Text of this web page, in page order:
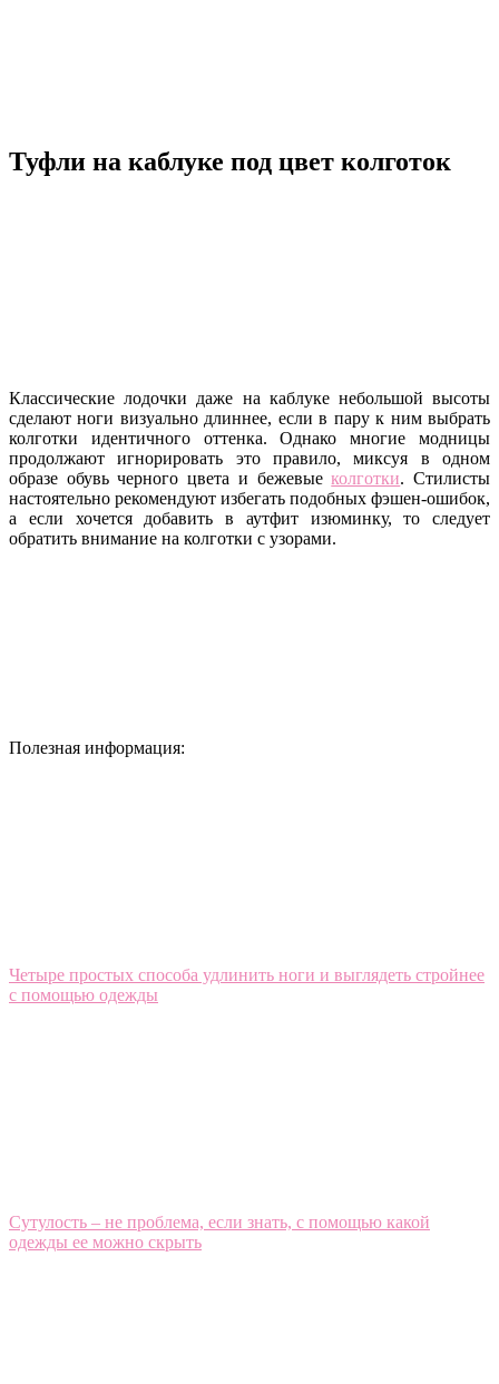
Туфли на каблуке под цвет колготок
Классические лодочки даже на каблуке небольшой высоты
сделают ноги визуально длиннее, если в пару к ним выбрать
колготки идентичного оттенка. Однако многие модницы
продолжают игнорировать это правило, миксуя в одном
образе обувь черного цвета и бежевыеколготки. Стилисты
настоятельно рекомендуют избегать подобных фэшен-ошибок,
а если хочется добавить в аутфит изюминку, то следует
обратить внимание на колготки с узорами.
Полезная информация:
Четыре простых способа удлинить ноги и выглядеть стройнее
с помощью одежды
Сутулость – не проблема, если знать, с помощью какой
одежды ее можно скрыть